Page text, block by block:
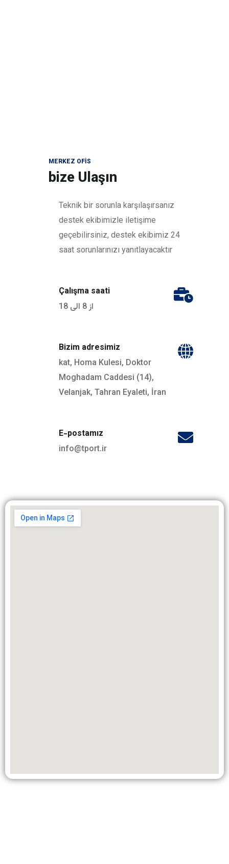
MERKEZ OFIS
bize Ulaşın
Teknik bir sorunla karşılaşırsanız
destek ekibimizle iletişime
geçebilirsiniz, destek ekibimiz 24
saat sorunlarınızı yanıtlayacaktır
Çalışma saati
از 8 الی 18
Bizim adresimiz
kat, Homa Kulesi, Doktor
Moghadam Caddesi (14),
Velanjak, Tahran Eyaleti, İran
E-postamız
info@tport.ir